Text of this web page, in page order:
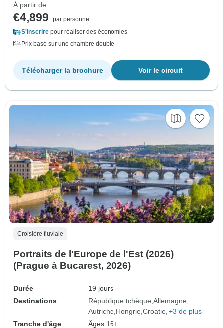
À partir de
€4,899
par personne
S'inscrire pour réaliser des économies
Prix basé sur une chambre double
Voir le circuit
Télécharger la brochure
Croisière fluviale
Portraits de l'Europe de l'Est (2026)
(Prague à Bucarest, 2026)
Durée
19 jours
Destinations
République tchèque Allemagne
Autriche Hongrie Croatie +3 de plus
Tranche d'âge
Âges 16+